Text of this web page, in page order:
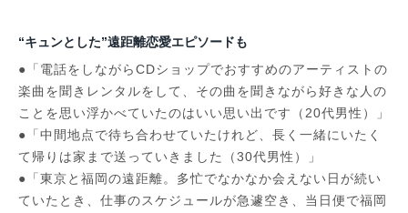
“キュンとした”遠距離恋愛エピソードも
●「電話をしながらCDショップでおすすめのアーティストの
楽曲を聞きレンタルをして、その曲を聞きながら好きな人の
ことを思い浮かべていたのはいい思い出です（20代男性）」
●「中間地点で待ち合わせていたけれど、長く一緒にいたく
て帰りは家まで送っていきました（30代男性）」
●「東京と福岡の遠距離。多忙でなかなか会えない日が続い
ていたとき、仕事のスケジュールが急遽空き、当日便で福岡